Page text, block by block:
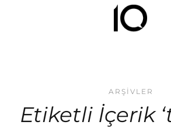
ARŞIVLER
Etiketli İçerik